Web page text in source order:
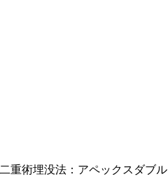
二重術埋没法：アペックスダブル